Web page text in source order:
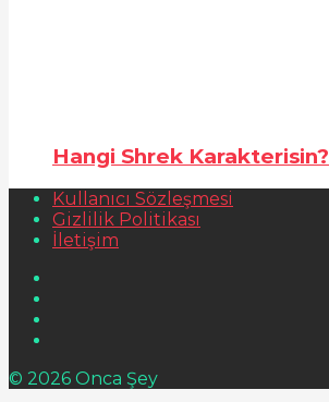
Hangi Shrek Karakterisin?
Kullanıcı Sözleşmesi
Gizlilik Politikası
İletişim
© 2026 Onca Şey